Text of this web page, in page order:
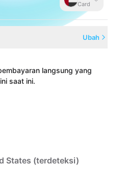
Card
Ubah
langsung yang
saat ini.
States (terdeteksi)